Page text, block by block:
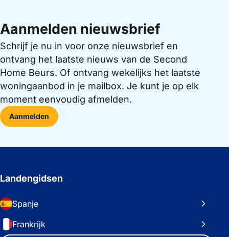
Aanmelden nieuwsbrief
Schrijf je nu in voor onze nieuwsbrief en
ontvang het laatste nieuws van de Second
Home Beurs. Of ontvang wekelijks het laatste
woningaanbod in je mailbox. Je kunt je op elk
moment eenvoudig afmelden.
Aanmelden
Landengidsen
Spanje
Frankrijk